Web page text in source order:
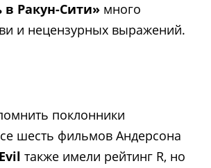
Ракун-Сити» много
и нецензурных выражений.
поклонники
шесть фильмов Андерсона
также имели рейтинг R, но